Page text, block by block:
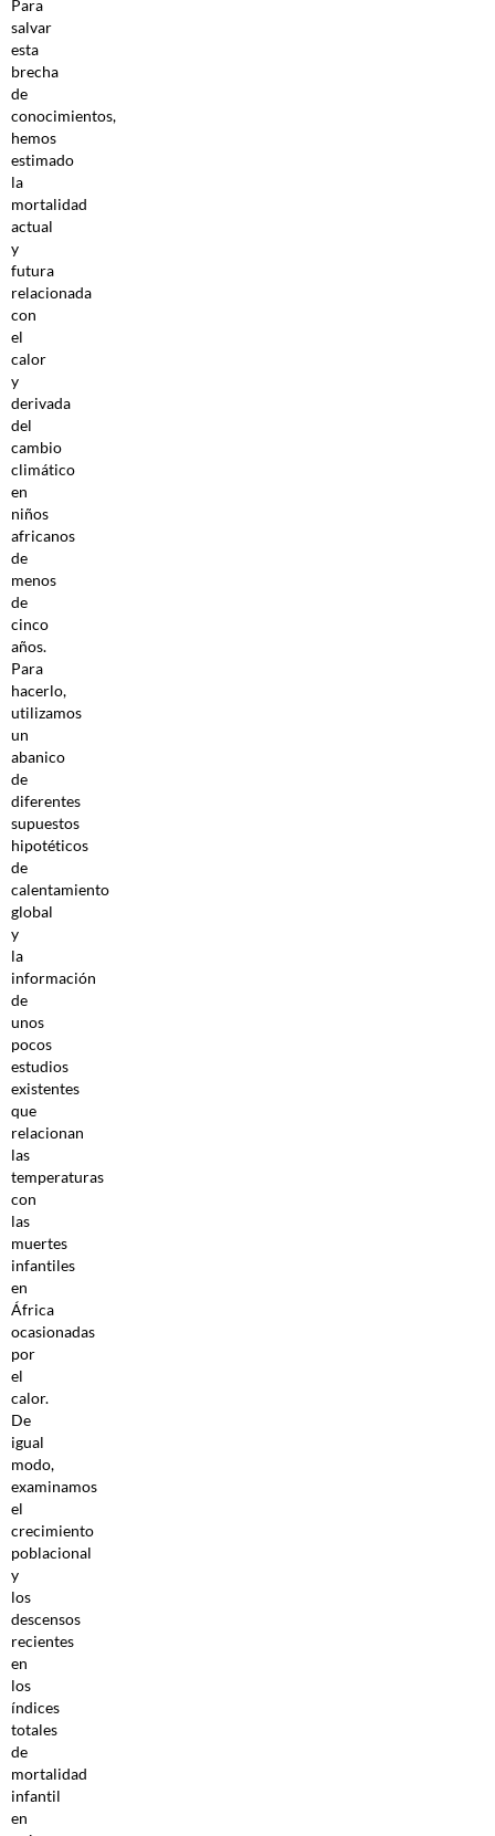
Para
salvar
esta
brecha
de
conocimientos,
hemos
estimado
la
mortalidad
actual
y
futura
relacionada
con
el
calor
y
derivada
del
cambio
climático
en
niños
africanos
de
menos
de
cinco
años.
Para
hacerlo,
utilizamos
un
abanico
de
diferentes
supuestos
hipotéticos
de
calentamiento
global
y
la
información
de
unos
pocos
estudios
existentes
que
relacionan
las
temperaturas
con
las
muertes
infantiles
en
África
ocasionadas
por
el
calor.
De
igual
modo,
examinamos
el
crecimiento
poblacional
y
los
descensos
recientes
en
los
índices
totales
de
mortalidad
infantil
en